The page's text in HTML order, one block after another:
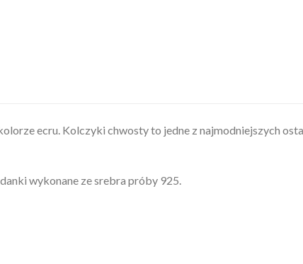
ecru. Kolczyki chwosty to jedne z najmodniejszych
wykonane ze srebra próby 925.